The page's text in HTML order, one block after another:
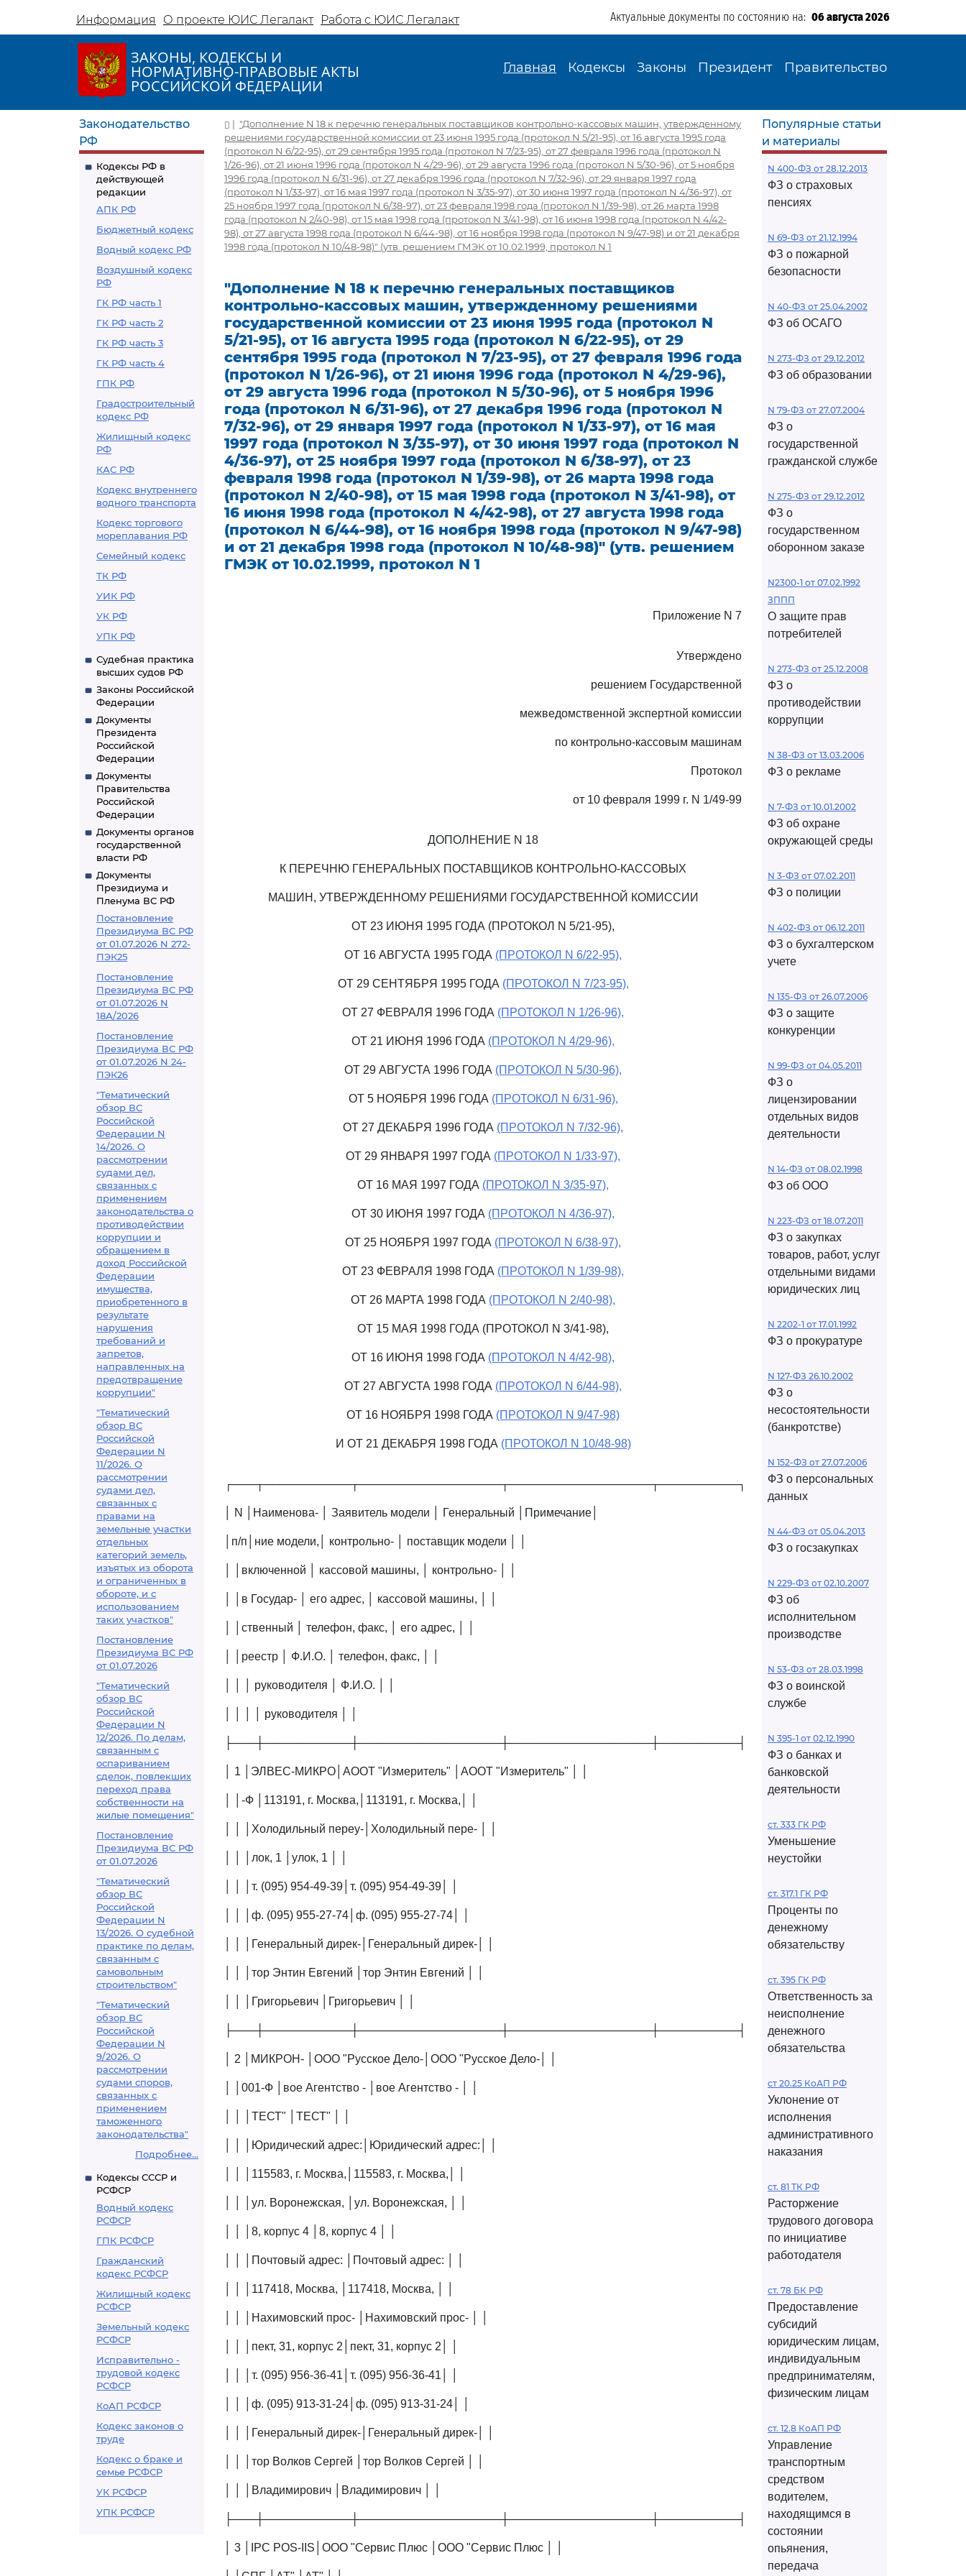
Информация О проекте ЮИС Легалакт Работа с ЮИС Легалакт Актуальные документы по состоянию на: 06 августа 2026
ЗАКОНЫ, КОДЕКСЫ И
НОРМАТИВНО-ПРАВОВЫЕ АКТЫ
РОССИЙСКОЙ ФЕДЕРАЦИИ
Главная Кодексы Законы Президент Правительство
Законодательство
РФ
Кодексы РФ в
действующей
редакции
АПК РФ
Бюджетный кодекс
Водный кодекс РФ
Воздушный кодекс
РФ
ГК РФ часть 1
ГК РФ часть 2
ГК РФ часть 3
ГК РФ часть 4
ГПК РФ
Градостроительный
кодекс РФ
Жилищный кодекс
РФ
КАС РФ
Кодекс внутреннего
водного транспорта
Кодекс торгового
мореплавания РФ
Семейный кодекс
ТК РФ
УИК РФ
УК РФ
УПК РФ
Судебная практика
высших судов РФ
Законы Российской
Федерации
Документы
Президента
Российской
Федерации
Документы
Правительства
Российской
Федерации
Документы органов
государственной
власти РФ
Документы
Президиума и
Пленума ВС РФ
Постановление
Президиума ВС РФ
от 01.07.2026 N 272-
ПЭК25
Постановление
Президиума ВС РФ
от 01.07.2026 N
18А/2026
Постановление
Президиума ВС РФ
от 01.07.2026 N 24-
ПЭК26
"Тематический
обзор ВС
Российской
Федерации N
14/2026. О
рассмотрении
судами дел,
связанных с
применением
законодательства о
противодействии
коррупции и
обращением в
доход Российской
Федерации
имущества,
приобретенного в
результате
нарушения
требований и
запретов,
направленных на
предотвращение
коррупции"
"Тематический
обзор ВС
Российской
Федерации N
11/2026. О
рассмотрении
судами дел,
связанных с
правами на
земельные участки
отдельных
категорий земель,
изъятых из оборота
и ограниченных в
обороте, и с
использованием
таких участков"
Постановление
Президиума ВС РФ
от 01.07.2026
"Тематический
обзор ВС
Российской
Федерации N
12/2026. По делам,
связанным с
оспариванием
сделок, повлекших
переход права
собственности на
жилые помещения"
Постановление
Президиума ВС РФ
от 01.07.2026
"Тематический
обзор ВС
Российской
Федерации N
13/2026. О судебной
практике по делам,
связанным с
самовольным
строительством"
"Тематический
обзор ВС
Российской
Федерации N
9/2026. О
рассмотрении
судами споров,
связанных с
применением
таможенного
законодательства"
Подробнее...
Кодексы СССР и
РСФСР
Водный кодекс
РСФСР
ГПК РСФСР
Гражданский
кодекс РСФСР
Жилищный кодекс
РСФСР
Земельный кодекс
РСФСР
Исправительно -
трудовой кодекс
РСФСР
КоАП РСФСР
Кодекс законов о
труде
Кодекс о браке и
семье РСФСР
УК РСФСР
УПК РСФСР
| "Дополнение N 18 к перечню генеральных поставщиков контрольно-кассовых машин, утвержденному
решениями государственной комиссии от 23 июня 1995 года (протокол N 5/21-95), от 16 августа 1995 года
(протокол N 6/22-95), от 29 сентября 1995 года (протокол N 7/23-95), от 27 февраля 1996 года (протокол N
1/26-96), от 21 июня 1996 года (протокол N 4/29-96), от 29 августа 1996 года (протокол N 5/30-96), от 5 ноября
1996 года (протокол N 6/31-96), от 27 декабря 1996 года (протокол N 7/32-96), от 29 января 1997 года
(протокол N 1/33-97), от 16 мая 1997 года (протокол N 3/35-97), от 30 июня 1997 года (протокол N 4/36-97), от
25 ноября 1997 года (протокол N 6/38-97), от 23 февраля 1998 года (протокол N 1/39-98), от 26 марта 1998
года (протокол N 2/40-98), от 15 мая 1998 года (протокол N 3/41-98), от 16 июня 1998 года (протокол N 4/42-
98), от 27 августа 1998 года (протокол N 6/44-98), от 16 ноября 1998 года (протокол N 9/47-98) и от 21 декабря
1998 года (протокол N 10/48-98)" (утв. решением ГМЭК от 10.02.1999, протокол N 1
"Дополнение N 18 к перечню генеральных поставщиков
контрольно-кассовых машин, утвержденному решениями
государственной комиссии от 23 июня 1995 года (протокол N
5/21-95), от 16 августа 1995 года (протокол N 6/22-95), от 29
сентября 1995 года (протокол N 7/23-95), от 27 февраля 1996 года
(протокол N 1/26-96), от 21 июня 1996 года (протокол N 4/29-96),
от 29 августа 1996 года (протокол N 5/30-96), от 5 ноября 1996
года (протокол N 6/31-96), от 27 декабря 1996 года (протокол N
7/32-96), от 29 января 1997 года (протокол N 1/33-97), от 16 мая
1997 года (протокол N 3/35-97), от 30 июня 1997 года (протокол N
4/36-97), от 25 ноября 1997 года (протокол N 6/38-97), от 23
февраля 1998 года (протокол N 1/39-98), от 26 марта 1998 года
(протокол N 2/40-98), от 15 мая 1998 года (протокол N 3/41-98), от
16 июня 1998 года (протокол N 4/42-98), от 27 августа 1998 года
(протокол N 6/44-98), от 16 ноября 1998 года (протокол N 9/47-98)
и от 21 декабря 1998 года (протокол N 10/48-98)" (утв. решением
ГМЭК от 10.02.1999, протокол N 1
Приложение N 7
Утверждено
решением Государственной
межведомственной экспертной комиссии
по контрольно-кассовым машинам
Протокол
от 10 февраля 1999 г. N 1/49-99
ДОПОЛНЕНИЕ N 18
К ПЕРЕЧНЮ ГЕНЕРАЛЬНЫХ ПОСТАВЩИКОВ КОНТРОЛЬНО-КАССОВЫХ
МАШИН, УТВЕРЖДЕННОМУ РЕШЕНИЯМИ ГОСУДАРСТВЕННОЙ КОМИССИИ
ОТ 23 ИЮНЯ 1995 ГОДА (ПРОТОКОЛ N 5/21-95),
ОТ 16 АВГУСТА 1995 ГОДА (ПРОТОКОЛ N 6/22-95),
ОТ 29 СЕНТЯБРЯ 1995 ГОДА (ПРОТОКОЛ N 7/23-95),
ОТ 27 ФЕВРАЛЯ 1996 ГОДА (ПРОТОКОЛ N 1/26-96),
ОТ 21 ИЮНЯ 1996 ГОДА (ПРОТОКОЛ N 4/29-96),
ОТ 29 АВГУСТА 1996 ГОДА (ПРОТОКОЛ N 5/30-96),
ОТ 5 НОЯБРЯ 1996 ГОДА (ПРОТОКОЛ N 6/31-96),
ОТ 27 ДЕКАБРЯ 1996 ГОДА (ПРОТОКОЛ N 7/32-96),
ОТ 29 ЯНВАРЯ 1997 ГОДА (ПРОТОКОЛ N 1/33-97),
ОТ 16 МАЯ 1997 ГОДА (ПРОТОКОЛ N 3/35-97),
ОТ 30 ИЮНЯ 1997 ГОДА (ПРОТОКОЛ N 4/36-97),
ОТ 25 НОЯБРЯ 1997 ГОДА (ПРОТОКОЛ N 6/38-97),
ОТ 23 ФЕВРАЛЯ 1998 ГОДА (ПРОТОКОЛ N 1/39-98),
ОТ 26 МАРТА 1998 ГОДА (ПРОТОКОЛ N 2/40-98),
ОТ 15 МАЯ 1998 ГОДА (ПРОТОКОЛ N 3/41-98),
ОТ 16 ИЮНЯ 1998 ГОДА (ПРОТОКОЛ N 4/42-98),
ОТ 27 АВГУСТА 1998 ГОДА (ПРОТОКОЛ N 6/44-98),
ОТ 16 НОЯБРЯ 1998 ГОДА (ПРОТОКОЛ N 9/47-98)
И ОТ 21 ДЕКАБРЯ 1998 ГОДА (ПРОТОКОЛ N 10/48-98)
┌───┬───────────┬──────────────────┬──────────────────┬──────────┐
│ N │Наименова- │ Заявитель модели │ Генеральный │Примечание│
│п/п│ние модели,│ контрольно- │ поставщик модели │ │
│ │включенной │ кассовой машины, │ контрольно- │ │
│ │в Государ- │ его адрес, │ кассовой машины, │ │
│ │ственный │ телефон, факс, │ его адрес, │ │
│ │реестр │ Ф.И.О. │ телефон, факс, │ │
│ │ │ руководителя │ Ф.И.О. │ │
│ │ │ │ руководителя │ │
├───┼───────────┼──────────────────┼──────────────────┼──────────┤
│ 1 │ЭЛВЕС-МИКРО│АООТ "Измеритель" │АООТ "Измеритель" │ │
│ │-Ф │113191, г. Москва,│113191, г. Москва,│ │
│ │ │Холодильный переу-│Холодильный пере- │ │
│ │ │лок, 1 │улок, 1 │ │
│ │ │т. (095) 954-49-39│т. (095) 954-49-39│ │
│ │ │ф. (095) 955-27-74│ф. (095) 955-27-74│ │
│ │ │Генеральный дирек-│Генеральный дирек-│ │
│ │ │тор Энтин Евгений │тор Энтин Евгений │ │
│ │ │Григорьевич │Григорьевич │ │
├───┼───────────┼──────────────────┼──────────────────┼──────────┤
│ 2 │МИКРОН- │ООО "Русское Дело-│ООО "Русское Дело-│ │
│ │001-Ф │вое Агентство - │вое Агентство - │ │
│ │ │ТЕСТ" │ТЕСТ" │ │
│ │ │Юридический адрес:│Юридический адрес:│ │
│ │ │115583, г. Москва,│115583, г. Москва,│ │
│ │ │ул. Воронежская, │ул. Воронежская, │ │
│ │ │8, корпус 4 │8, корпус 4 │ │
│ │ │Почтовый адрес: │Почтовый адрес: │ │
│ │ │117418, Москва, │117418, Москва, │ │
│ │ │Нахимовский прос- │Нахимовский прос- │ │
│ │ │пект, 31, корпус 2│пект, 31, корпус 2│ │
│ │ │т. (095) 956-36-41│т. (095) 956-36-41│ │
│ │ │ф. (095) 913-31-24│ф. (095) 913-31-24│ │
│ │ │Генеральный дирек-│Генеральный дирек-│ │
│ │ │тор Волков Сергей │тор Волков Сергей │ │
│ │ │Владимирович │Владимирович │ │
├───┼───────────┼──────────────────┼──────────────────┼──────────┤
│ 3 │IPC POS-IIS│ООО "Сервис Плюс │ООО "Сервис Плюс │ │
Популярные статьи
и материалы
N 400-ФЗ от 28.12.2013
ФЗ о страховых
пенсиях
N 69-ФЗ от 21.12.1994
ФЗ о пожарной
безопасности
N 40-ФЗ от 25.04.2002
ФЗ об ОСАГО
N 273-ФЗ от 29.12.2012
ФЗ об образовании
N 79-ФЗ от 27.07.2004
ФЗ о
государственной
гражданской службе
N 275-ФЗ от 29.12.2012
ФЗ о
государственном
оборонном заказе
N2300-1 от 07.02.1992
ЗППП
О защите прав
потребителей
N 273-ФЗ от 25.12.2008
ФЗ о
противодействии
коррупции
N 38-ФЗ от 13.03.2006
ФЗ о рекламе
N 7-ФЗ от 10.01.2002
ФЗ об охране
окружающей среды
N 3-ФЗ от 07.02.2011
ФЗ о полиции
N 402-ФЗ от 06.12.2011
ФЗ о бухгалтерском
учете
N 135-ФЗ от 26.07.2006
ФЗ о защите
конкуренции
N 99-ФЗ от 04.05.2011
ФЗ о
лицензировании
отдельных видов
деятельности
N 14-ФЗ от 08.02.1998
ФЗ об ООО
N 223-ФЗ от 18.07.2011
ФЗ о закупках
товаров, работ, услуг
отдельными видами
юридических лиц
N 2202-1 от 17.01.1992
ФЗ о прокуратуре
N 127-ФЗ 26.10.2002
ФЗ о
несостоятельности
(банкротстве)
N 152-ФЗ от 27.07.2006
ФЗ о персональных
данных
N 44-ФЗ от 05.04.2013
ФЗ о госзакупках
N 229-ФЗ от 02.10.2007
ФЗ об
исполнительном
производстве
N 53-ФЗ от 28.03.1998
ФЗ о воинской
службе
N 395-1 от 02.12.1990
ФЗ о банках и
банковской
деятельности
ст. 333 ГК РФ
Уменьшение
неустойки
ст. 317.1 ГК РФ
Проценты по
денежному
обязательству
ст. 395 ГК РФ
Ответственность за
неисполнение
денежного
обязательства
ст 20.25 КоАП РФ
Уклонение от
исполнения
административного
наказания
ст. 81 ТК РФ
Расторжение
трудового договора
по инициативе
работодателя
ст. 78 БК РФ
Предоставление
субсидий
юридическим лицам,
индивидуальным
предпринимателям,
физическим лицам
ст. 12.8 КоАП РФ
Управление
транспортным
средством
водителем,
находящимся в
состоянии
опьянения,
передача